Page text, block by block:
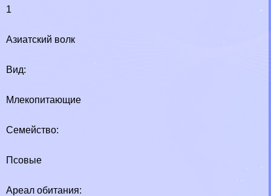
1
Азиатский волк
Вид:
Млекопитающие
Семейство:
Псовые
Ареал обитания: